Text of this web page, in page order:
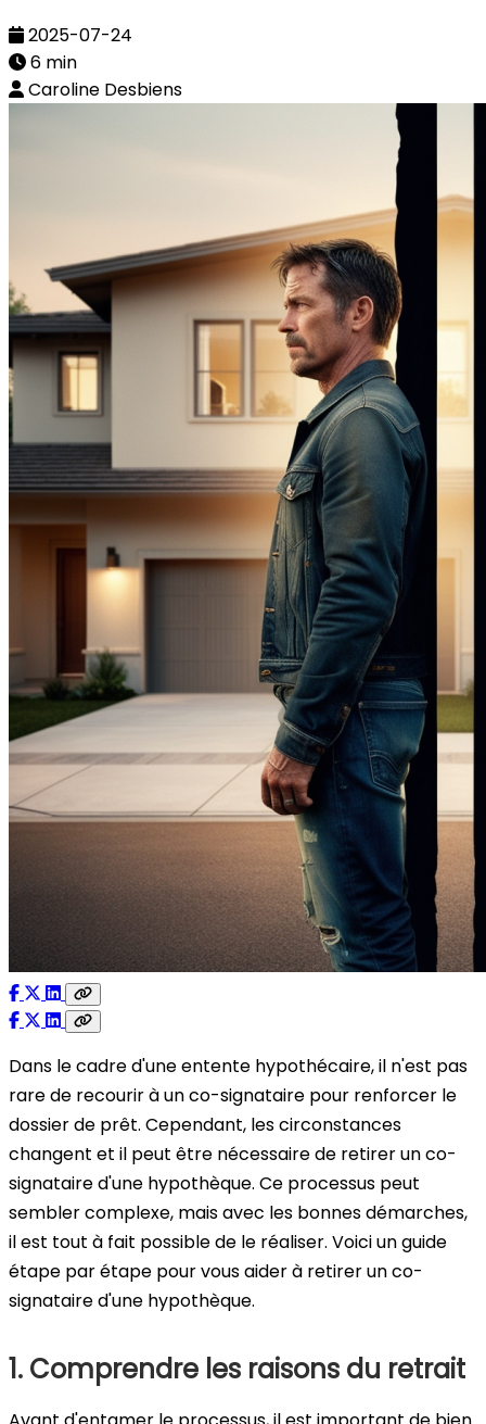
2025-07-24
6 min
Caroline Desbiens
Dans le cadre d'une entente hypothécaire, il n'est pas
rare de recourir à un co-signataire pour renforcer le
dossier de prêt. Cependant, les circonstances
changent et il peut être nécessaire de retirer un co-
signataire d'une hypothèque. Ce processus peut
sembler complexe, mais avec les bonnes démarches,
il est tout à fait possible de le réaliser. Voici un guide
étape par étape pour vous aider à retirer un co-
signataire d'une hypothèque.
1. Comprendre les raisons du retrait